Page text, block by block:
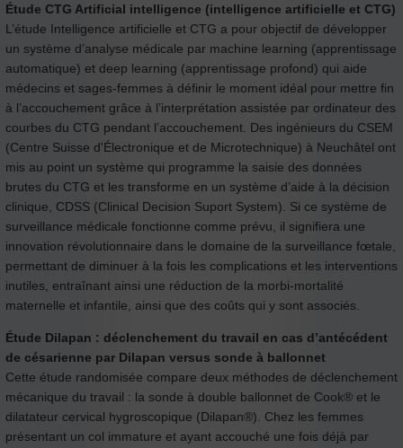
Étude CTG Artificial intelligence (intelligence artificielle et CTG)
L’étude Intelligence artificielle et CTG a pour objectif de développer
un système d’analyse médicale par machine learning (apprentissage
automatique) et deep learning (apprentissage profond) qui aide
médecins et sages-femmes à définir le moment idéal pour mettre fin
à l’accouchement grâce à l’interprétation assistée par ordinateur des
courbes du CTG pendant l’accouchement. Des ingénieurs du CSEM
(Centre Suisse d'Électronique et de Microtechnique) à Neuchâtel ont
mis au point un système qui programme la saisie des données
brutes du CTG et les transforme en un système d’aide à la décision
clinique, CDSS (Clinical Decision Suport System). Si ce système de
surveillance médicale fonctionne comme prévu, il signifiera une
innovation révolutionnaire dans le domaine de la surveillance fœtale,
permettant de diminuer à la fois les complications et les interventions
inutiles, entraînant ainsi une réduction de la morbi-mortalité
maternelle et infantile, ainsi que des coûts qui y sont associés.
Étude Dilapan : déclenchement du travail en cas d’antécédent
de césarienne par Dilapan versus sonde à ballonnet
Cette étude randomisée compare deux méthodes de déclenchement
mécanique du travail : la sonde à double ballonnet de Cook® et le
dilatateur cervical hygroscopique (Dilapan®). Chez les femmes
présentant un col immature et ayant accouché une fois déjà par